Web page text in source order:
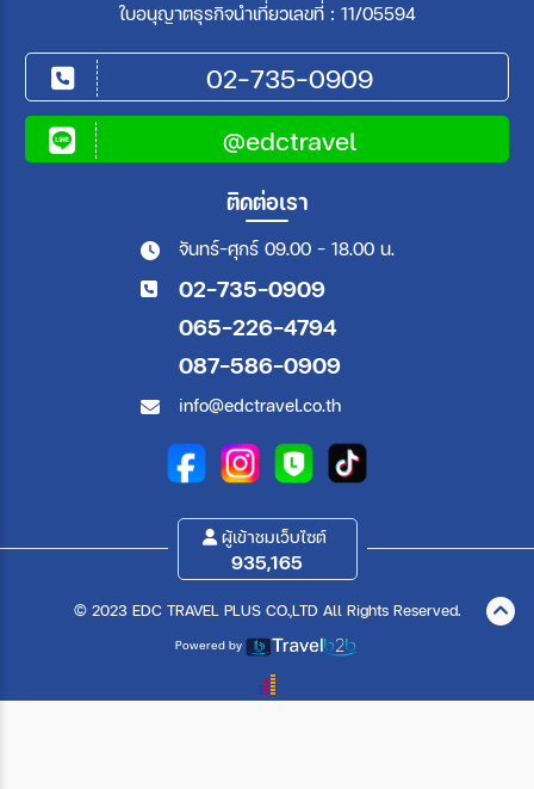
ใบอนุญาตธุรกิจนำเที่ยวเลขที่ : 11/05594
02-735-0909
@edctravel
ติดต่อเรา
จันทร์-ศุกร์ 09.00 - 18.00 น.
02-735-0909
065-226-4794
087-586-0909
info@edctravel.co.th
ผู้เข้าชมเว็บไซต์
935,165
© 2023 EDC TRAVEL PLUS CO.,LTD All Rights Reserved.
Powered by